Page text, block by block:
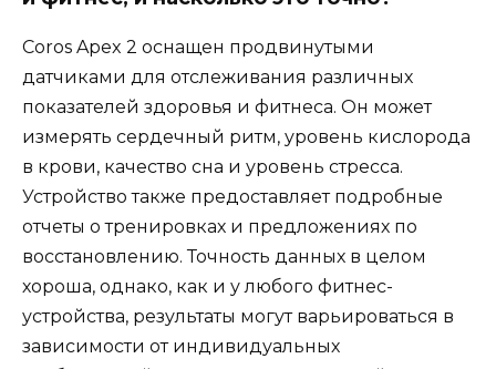
Coros Apex 2 оснащен продвинутыми
датчиками для отслеживания различных
показателей здоровья и фитнеса. Он может
измерять сердечный ритм, уровень кислорода
в крови, качество сна и уровень стресса.
Устройство также предоставляет подробные
отчеты о тренировках и предложениях по
восстановлению. Точность данных в целом
хороша, однако, как и у любого фитнес-
устройства, результаты могут варьироваться в
зависимости от индивидуальных